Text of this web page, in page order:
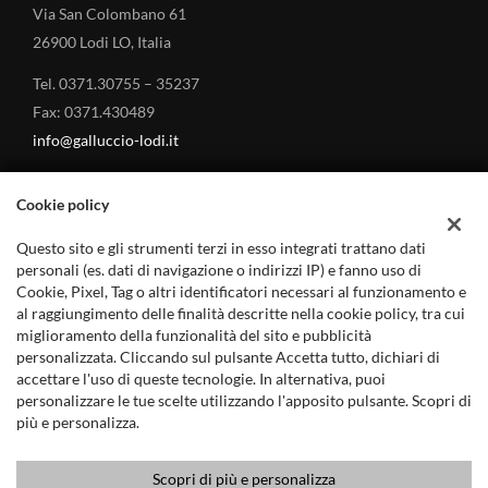
pneumatiche • Sound system • Specchietti laterali elettrici •
Specchietto retrovisore con funzione antiabbagliamento •
lombare • Telecamera per parcheggio assistito • Terrain Response
• Terrain response 2 • Tetto panorama • Tetto apribile • Touch
Volante in pelle • Volante multifunzione
pneumatici • MP3 • Navigatore • Park Distance Control • Pompa
di calore • Portellone posteriore elettrico • Regolazione elettrica
sedili • Riconoscimento dei segnali stradali • Ruotino • Schermo
multifunzione interamente digitale • Sedile posteriore sdoppiato •
• Sensori di parcheggio posteriori • Servosterzo • Sistema di
chiamata d'emergenza • Navigatore satellitare • Sound system •
parcheggio assistito • Terrain Response • Touch screen • Trazione
Volante multifunzione
Via San Colombano 61
26900 Lodi LO, Italia
Tel. 0371.30755 – 35237
Fax: 0371.430489
info@galluccio-lodi.it
MARCHI TRATTATI
Land Rover – Concessionario a Lodi
Jaguar – Concessionario a Lodi
Mitsubishi Auto – Concessionario a Lodi
Cookie policy
Questo sito e gli strumenti terzi in esso integrati trattano dati
personali (es. dati di navigazione o indirizzi IP) e fanno uso di
Cookie, Pixel, Tag o altri identificatori necessari al funzionamento e
al raggiungimento delle finalità descritte nella cookie policy, tra cui
miglioramento della funzionalità del sito e pubblicità
personalizzata. Cliccando sul pulsante Accetta tutto, dichiari di
accettare l'uso di queste tecnologie. In alternativa, puoi
personalizzare le tue scelte utilizzando l'apposito pulsante. Scopri di
più e personalizza.
Scopri di più e personalizza